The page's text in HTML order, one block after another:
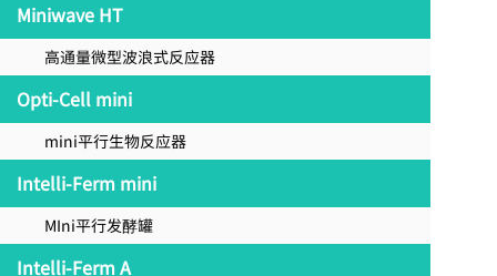
Miniwave HT
高通量微型波浪式反应器
Opti-Cell mini
mini平行生物反应器
Intelli-Ferm mini
MIni平行发酵罐
Intelli-Ferm A